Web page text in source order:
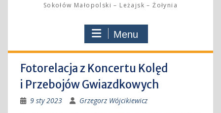
Sokołów Małopolski – Leżajsk – Żołynia
Menu
Fotorelacja z Koncertu Kolęd
i Przebojów Gwiazdkowych
9 sty 2023 Grzegorz Wójcikiewicz